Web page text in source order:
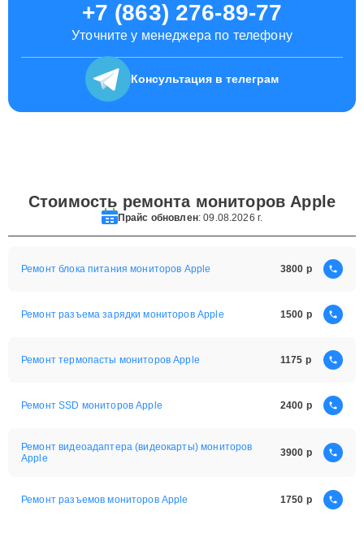
+7 (863) 276-89-77
Уточните у менеджера по телефону
Консультация в телеграм
Стоимость ремонта мониторов Apple
Прайс обновлен: 09.08.2026 г.
Ремонт блока питания мониторов Apple 3800
Ремонт разъема зарядки мониторов Apple 1500
Ремонт термопасты мониторов Apple 1175
Ремонт SSD мониторов Apple 2400
Ремонт видеоадаптера (видеокарты) мониторов
Apple
3900
Ремонт разъемов мониторов Apple 1750